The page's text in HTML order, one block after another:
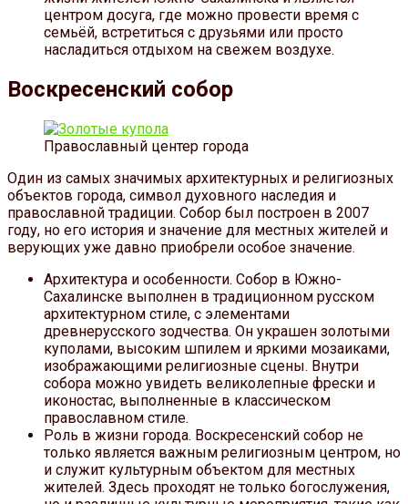
центром досуга, где можно провести время с
семьёй, встретиться с друзьями или просто
насладиться отдыхом на свежем воздухе.
Воскресенский собор
Православный центер города
Один из самых значимых архитектурных и религиозных
объектов города, символ духовного наследия и
православной традиции. Собор был построен в 2007
году, но его история и значение для местных жителей и
верующих уже давно приобрели особое значение.
Архитектура и особенности. Собор в Южно-
Сахалинске выполнен в традиционном русском
архитектурном стиле, с элементами
древнерусского зодчества. Он украшен золотыми
куполами, высоким шпилем и яркими мозаиками,
изображающими религиозные сцены. Внутри
собора можно увидеть великолепные фрески и
иконостас, выполненные в классическом
православном стиле.
Роль в жизни города. Воскресенский собор не
только является важным религиозным центром, но
и служит культурным объектом для местных
жителей. Здесь проходят не только богослужения,